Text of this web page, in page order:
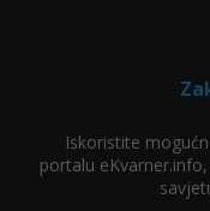
Iskoristite
portalu eKvarner.info,